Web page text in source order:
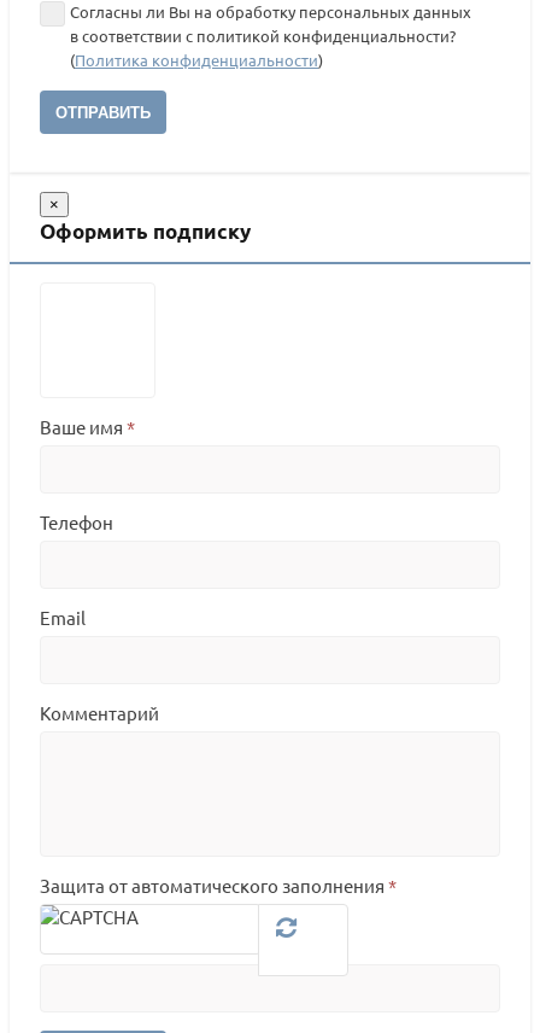
Согласны ли Вы на обработку персональных данных
в соответствии с политикой конфиденциальности?
(Политика конфиденциальности)
ОТПРАВИТЬ
×
Оформить подписку
Ваше имя *
Телефон
Email
Комментарий
Защита от автоматического заполнения *